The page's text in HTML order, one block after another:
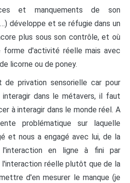
et manquements de son
développe et se réfugie dans un
plus sous son contrôle, et où
d'activité réelle mais avec
licorne ou de poney.
privation sensorielle car pour
interagir dans le métavers, il faut
à interagir dans le monde réel. A
problématique sur laquelle
et nous a engagé avec lui, de la
l'interaction en ligne à fini par
réelle plutôt que de la
d'en mesurer le manque (je